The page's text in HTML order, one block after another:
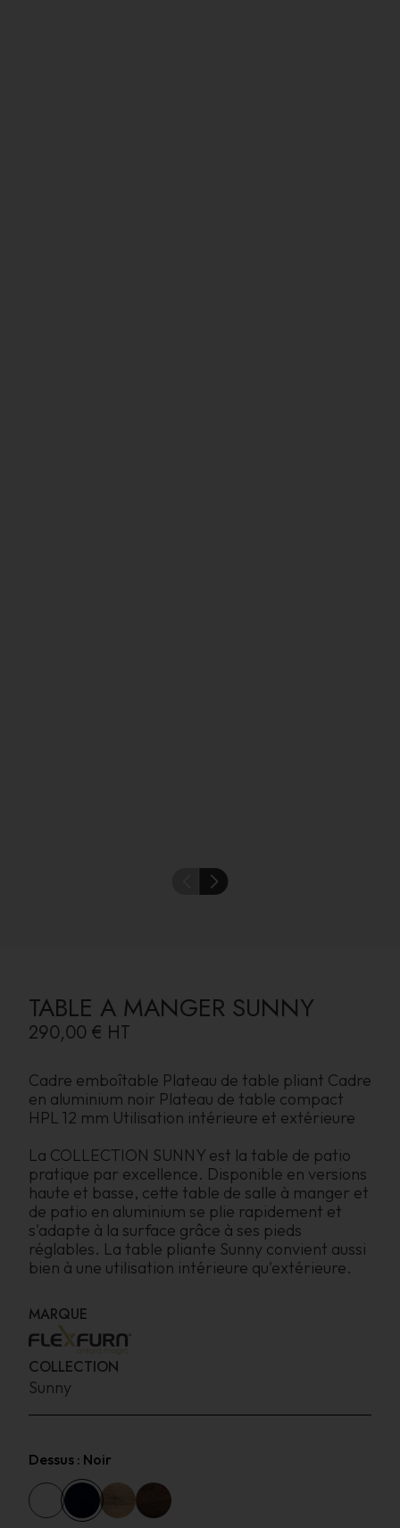
TABLE A MANGER SUNNY
290,00 € HT
Cadre emboîtable Plateau de table pliant Cadre
en aluminium noir Plateau de table compact
HPL 12 mm Utilisation intérieure et extérieure
La COLLECTION SUNNY est la table de patio
pratique par excellence. Disponible en versions
haute et basse, cette table de salle à manger et
de patio en aluminium se plie rapidement et
s'adapte à la surface grâce à ses pieds
réglables. La table pliante Sunny convient aussi
bien à une utilisation intérieure qu'extérieure.
MARQUE
COLLECTION
Sunny
Dessus : Noir